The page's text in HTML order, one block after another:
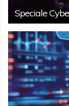
Speciale